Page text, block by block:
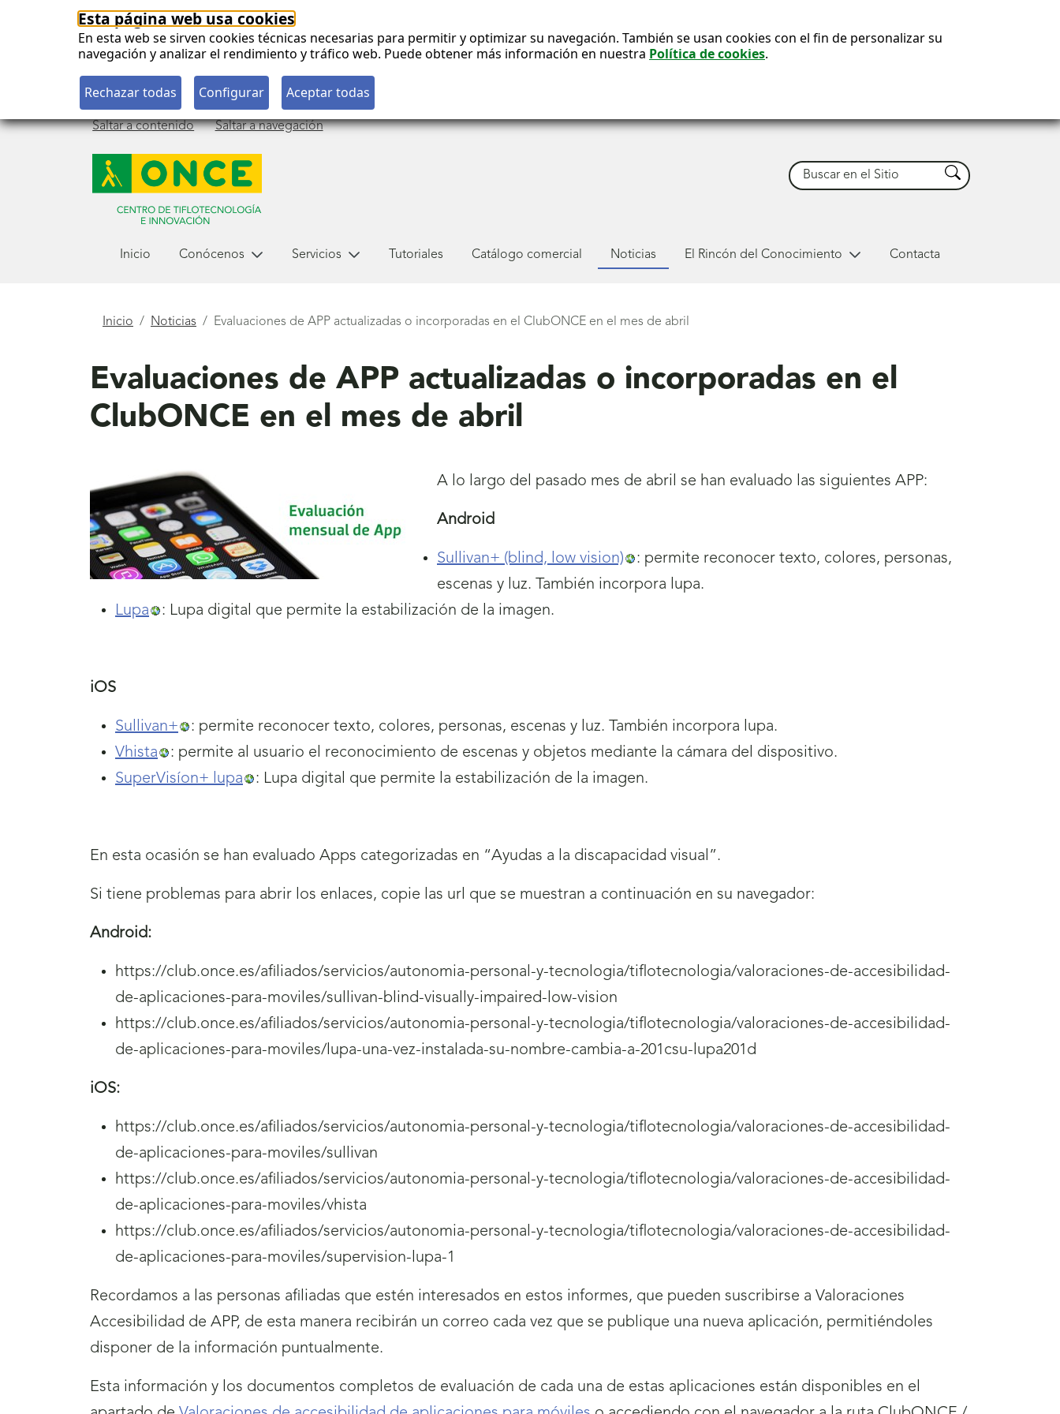
Esta página web usa cookies
En esta web se sirven cookies técnicas necesarias para permitir y optimizar su navegación. También se usan cookies con el fin de personalizar su
navegación y analizar el rendimiento y tráfico web. Puede obtener más información en nuestra Política de cookies.
Saltar a contenido Saltar a navegación
Buscar Buscar
Inicio Conócenos Servicios Tutoriales Catálogo comercial Noticias El Rincón del Conocimiento Contacta
Está
Inicio Noticias Evaluaciones de APP actualizadas o incorporadas en el ClubONCE en el mes de abril
Evaluaciones de APP actualizadas o incorporadas en el
ClubONCE en el mes de abril
A lo largo del pasado mes de abril se han evaluado las siguientes APP:
Android
Sullivan+ (blind, low vision)
: permite reconocer texto, colores, personas,
escenas y luz. También incorpora lupa.
Lupa
: Lupa digital que permite la estabilización de la imagen.
iOS
Sullivan+
: permite reconocer texto, colores, personas, escenas y luz. También incorpora lupa.
Vhista
: permite al usuario el reconocimiento de escenas y objetos mediante la cámara del dispositivo.
SuperVisíon+ lupa
: Lupa digital que permite la estabilización de la imagen.
En esta ocasión se han evaluado Apps categorizadas en “Ayudas a la discapacidad visual”.
Si tiene problemas para abrir los enlaces, copie las url que se muestran a continuación en su navegador:
Android:
https://club.once.es/afiliados/servicios/autonomia-personal-y-tecnologia/tiflotecnologia/valoraciones-de-accesibilidad-
de-aplicaciones-para-moviles/sullivan-blind-visually-impaired-low-vision
https://club.once.es/afiliados/servicios/autonomia-personal-y-tecnologia/tiflotecnologia/valoraciones-de-accesibilidad-
de-aplicaciones-para-moviles/lupa-una-vez-instalada-su-nombre-cambia-a-201csu-lupa201d
iOS:
https://club.once.es/afiliados/servicios/autonomia-personal-y-tecnologia/tiflotecnologia/valoraciones-de-accesibilidad-
de-aplicaciones-para-moviles/sullivan
https://club.once.es/afiliados/servicios/autonomia-personal-y-tecnologia/tiflotecnologia/valoraciones-de-accesibilidad-
de-aplicaciones-para-moviles/vhista
https://club.once.es/afiliados/servicios/autonomia-personal-y-tecnologia/tiflotecnologia/valoraciones-de-accesibilidad-
de-aplicaciones-para-moviles/supervision-lupa-1
Recordamos a las personas afiliadas que estén interesados en estos informes, que pueden suscribirse a Valoraciones
Accesibilidad de APP, de esta manera recibirán un correo cada vez que se publique una nueva aplicación, permitiéndoles
disponer de la información puntualmente.
Esta información y los documentos completos de evaluación de cada una de estas aplicaciones están disponibles en el